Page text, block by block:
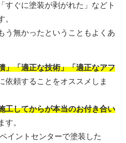
すぐに塗装が剥がれた」などト
。
う無かったということもよくあ
」「適正な技術」「適正なアフ
依頼することをオススメしま
工してからが本当のお付き合い
す。
イントセンターで塗装した